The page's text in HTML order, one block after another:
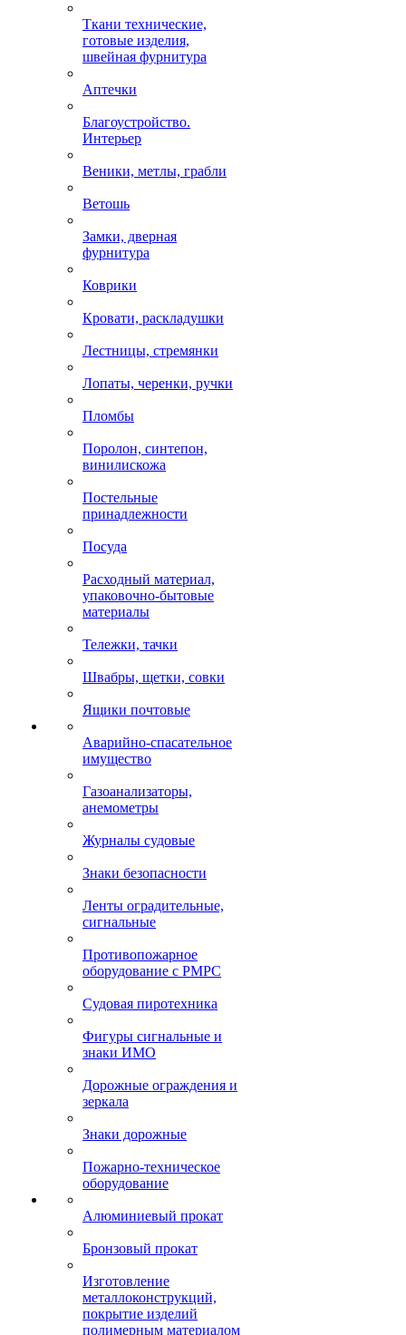
Ткани технические,
готовые изделия,
швейная фурнитура
Аптечки
Благоустройство.
Интерьер
Веники, метлы, грабли
Ветошь
Замки, дверная
фурнитура
Коврики
Кровати, раскладушки
Лестницы, стремянки
Лопаты, черенки, ручки
Пломбы
Поролон, синтепон,
винилискожа
Постельные
принадлежности
Посуда
Расходный материал,
упаковочно-бытовые
материалы
Тележки, тачки
Швабры, щетки, совки
Ящики почтовые
Аварийно-спасательное
имущество
Газоанализаторы,
анемометры
Журналы судовые
Знаки безопасности
Ленты оградительные,
сигнальные
Противопожарное
оборудование с РМРС
Судовая пиротехника
Фигуры сигнальные и
знаки ИМО
Дорожные ограждения и
зеркала
Знаки дорожные
Пожарно-техническое
оборудование
Алюминиевый прокат
Бронзовый прокат
Изготовление
металлоконструкций,
покрытие изделий
полимерным материалом